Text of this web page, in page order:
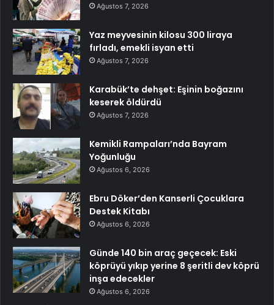
Ağustos 7, 2026
Yaz meyvesinin kilosu 300 liraya
fırladı, emekli isyan etti
Ağustos 7, 2026
Karabük’te dehşet: Eşinin boğazını
keserek öldürdü
Ağustos 7, 2026
Kemikli Rampaları’nda Bayram
Yoğunluğu
Ağustos 6, 2026
Ebru Döker’den Kanserli Çocuklara
Destek Kitabı
Ağustos 6, 2026
Günde 140 bin araç geçecek: Eski
köprüyü yıkıp yerine 8 şeritli dev köprü
inşa edecekler
Ağustos 6, 2026